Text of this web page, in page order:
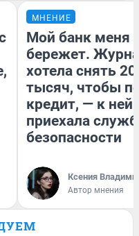
МНЕНИЕ
Мой банк меня
бережет.
хотела снять
тысяч, чтобы
кредит, — к
приехала
безопасности
Ксения
Автор мнения